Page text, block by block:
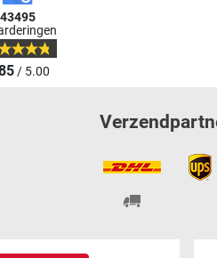
43495
/ 5.00